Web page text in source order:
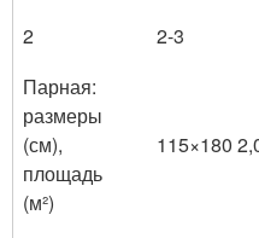
2
2-3
Парная:
размеры
(см),
площадь
(м²)
115×180